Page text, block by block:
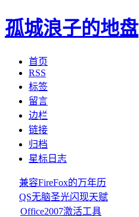
孤城浪子的地盘
首页
RSS
标签
留言
边栏
链接
归档
星标日志
兼容FireFox的万年历
QS无脑圣光闪现天赋
Office2007激活工具